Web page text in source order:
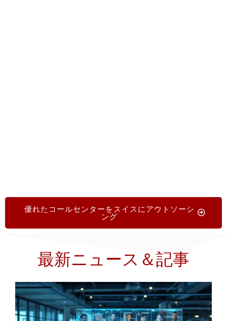
優れたコールセンターをスイスにアウトソーシ
ング
最新ニュース＆記事